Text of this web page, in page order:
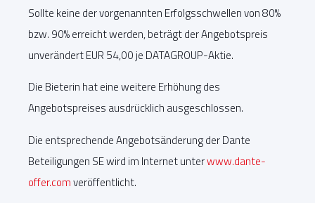
Sollte keine der vorgenannten Erfolgsschwellen von 80%
bzw. 90% erreicht werden, beträgt der Angebotspreis
unverändert EUR 54,00 je DATAGROUP-Aktie.
Die Bieterin hat eine weitere Erhöhung des
Angebotspreises ausdrücklich ausgeschlossen.
Die entsprechende Angebotsänderung der Dante
Beteiligungen SE wird im Internet unterwww.dante-
offer.comveröffentlicht.